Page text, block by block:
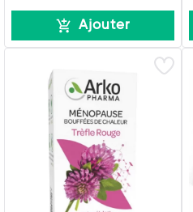
Ajouter